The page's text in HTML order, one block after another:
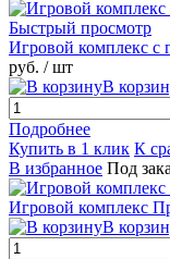
Быстрый просмотр
Игровой комплекс с
руб. / шт
В
Подробнее
Купить в 1 клик К
В избранное Под
Игровой комплекс
В